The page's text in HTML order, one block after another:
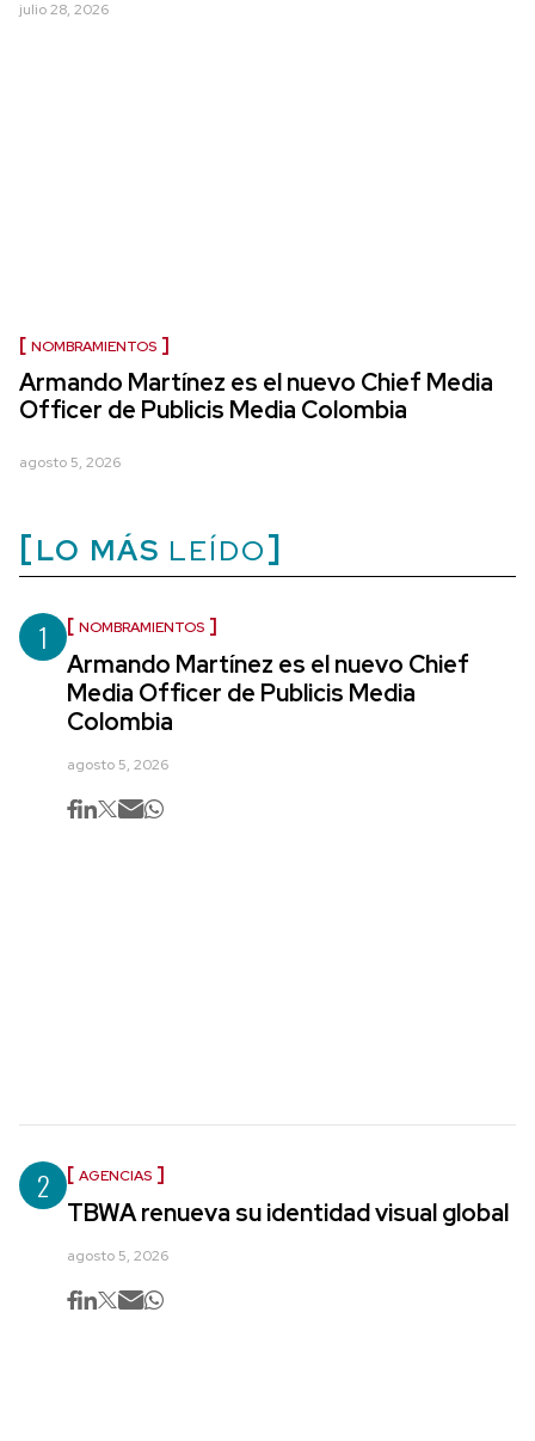
julio 28, 2026
NOMBRAMIENTOS
Armando Martínez es el nuevo Chief Media
Officer de Publicis Media Colombia
agosto 5, 2026
LO MÁS LEÍDO
1 NOMBRAMIENTOS
Armando Martínez es el nuevo Chief
Media Officer de Publicis Media
Colombia
agosto 5, 2026
2 AGENCIAS
TBWA renueva su identidad visual global
agosto 5, 2026